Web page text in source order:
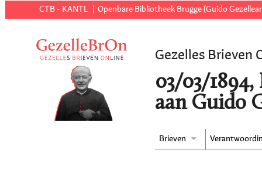
CTB - KANTL Openbare Bibliotheek Brugge (Guido
Gezelles Brieven
03/03/
aan Guido
Brieven